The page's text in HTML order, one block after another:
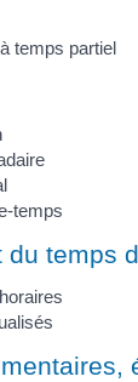
temps partiel
temps
du temps